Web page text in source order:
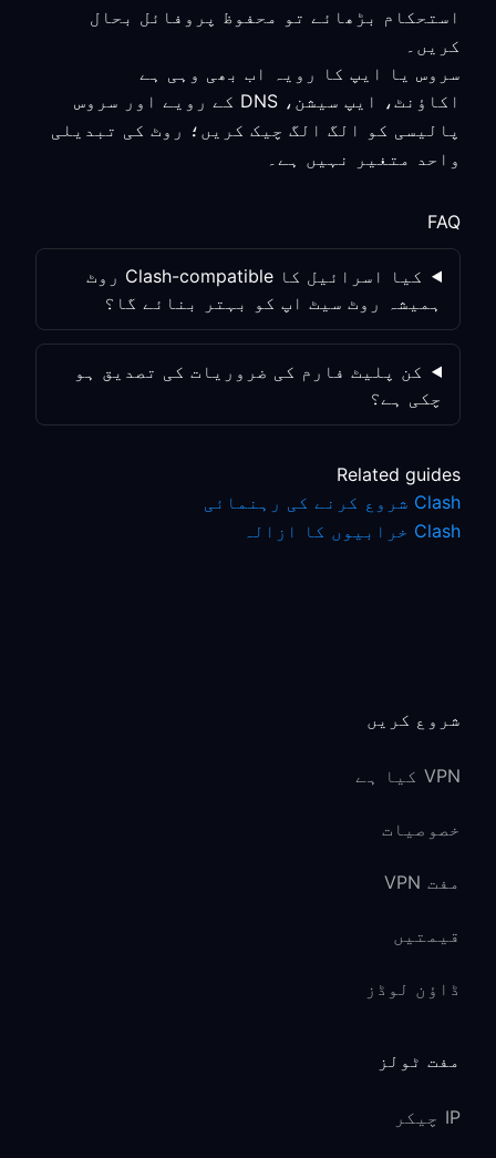
استحکام بڑھائے تو محفوظ پروفائل بحال
کریں۔
سروس یا ایپ کا رویہ اب بھی وہی ہے
اکاؤنٹ، ایپ سیشن، DNS کے رویے اور سروس
پالیسی کو الگ الگ چیک کریں؛ روٹ کی تبدیلی
واحد متغیر نہیں ہے۔
FAQ
کیا اسرائیل کا Clash-compatible روٹ
ہمیشہ روٹ سیٹ اپ کو بہتر بنائے گا؟
کن پلیٹ فارم کی ضروریات کی تصدیق ہو
چکی ہے؟
Related guides
Clash شروع کرنے کی رہنمائی
Clash خرابیوں کا ازالہ
شروع کریں
VPN کیا ہے
خصوصیات
مفت VPN
قیمتیں
ڈاؤن لوڈز
مفت ٹولز
IP چیکر